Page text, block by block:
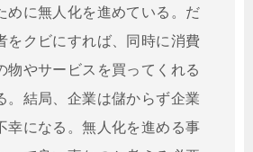
に無人化を進めている。だ
をクビにすれば、同時に消費
物やサービスを買ってくれる
。結局、企業は儲からず企業
幸になる。無人化を進める事